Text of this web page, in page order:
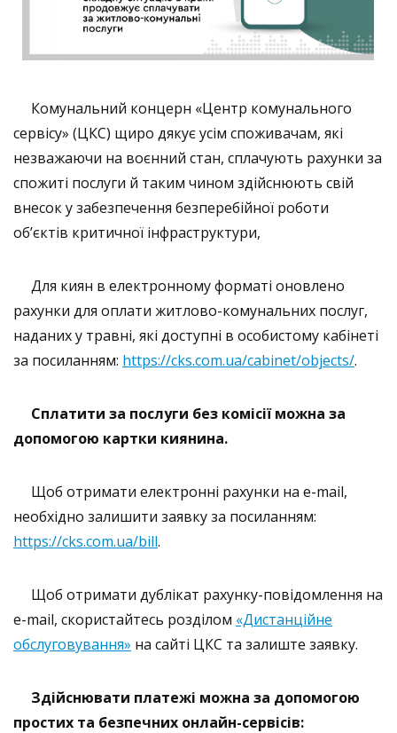
Комунальний концерн «Центр комунального
сервісу» (ЦКС) щиро дякує усім споживачам, які
незважаючи на воєнний стан, сплачують рахунки за
спожиті послуги й таким чином здійснюють свій
внесок у забезпечення безперебійної роботи
об’єктів критичної інфраструктури,
Для киян в електронному форматі оновлено
рахунки для оплати житлово-комунальних послуг,
наданих у травні, які доступні в особистому кабінеті
за посиланням: https://cks.com.ua/cabinet/objects/.
Сплатити за послуги без комісії можна за
допомогою картки киянина.
Щоб отримати електронні рахунки на e-mail,
необхідно залишити заявку за посиланням:
https://cks.com.ua/bill.
Щоб отримати дублікат рахунку-повідомлення на
e-mail, скористайтесь розділом «Дистанційне
обслуговування» на сайті ЦКС та залиште заявку.
Здійснювати платежі можна за допомогою
простих та безпечних онлайн-сервісів: